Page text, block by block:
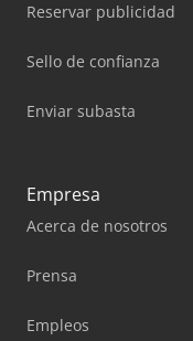
Reservar publicidad
Sello de confianza
Enviar subasta
Empresa
Acerca de nosotros
Prensa
Empleos